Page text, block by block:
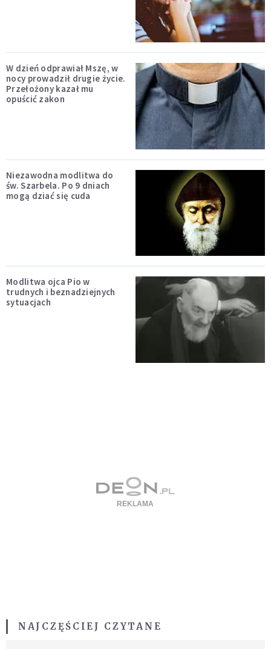
W dzień odprawiał Mszę, w
nocy prowadził drugie życie.
Przełożony kazał mu
opuścić zakon
Niezawodna modlitwa do
św. Szarbela. Po 9 dniach
mogą dziać się cuda
Modlitwa ojca Pio w
trudnych i beznadziejnych
sytuacjach
NAJCZĘŚCIEJ CZYTANE